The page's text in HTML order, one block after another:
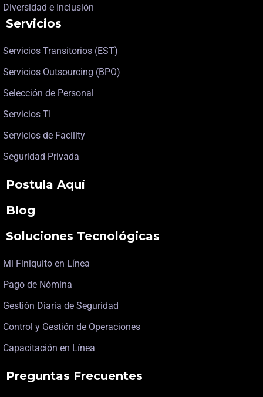
Diversidad e Inclusión
Servicios
Servicios Transitorios (EST)
Servicios Outsourcing (BPO)
Selección de Personal
Servicios TI
Servicios de Facility
Seguridad Privada
Postula Aquí
Blog
Soluciones Tecnológicas
Mi Finiquito en Línea
Pago de Nómina
Gestión Diaria de Seguridad
Control y Gestión de Operaciones
Capacitación en Línea
Preguntas Frecuentes